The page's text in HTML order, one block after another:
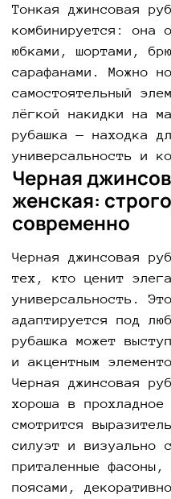
Тонкая джинсовая
комбинируется: она
юбками, шортами,
сарафанами. Можно
самостоятельный
лёгкой накидки на
рубашка — находка
универсальность и
Черная
женская:
современно
Черная джинсовая
тех, кто ценит
универсальность.
адаптируется под
рубашка может
и акцентным
Черная джинсовая
хороша в
смотрится
силуэт и визуально
приталенные
поясами,